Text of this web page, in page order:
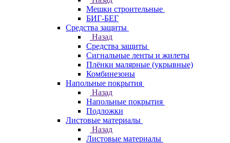
Мешки строительные
БИГ-БЕГ
Средства защиты
Назад
Средства защиты
Сигнальные ленты и жилеты
Плёнки малярные (укрывные)
Комбинезоны
Напольные покрытия
Назад
Напольные покрытия
Подложки
Листовые материалы
Назад
Листовые материалы